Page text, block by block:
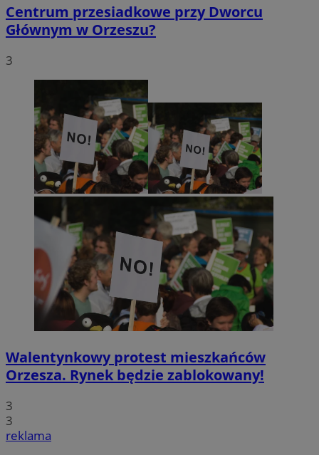
Centrum przesiadkowe przy Dworcu
Głównym w Orzeszu?
3
Walentynkowy protest mieszkańców
Orzesza. Rynek będzie zablokowany!
3
3
reklama